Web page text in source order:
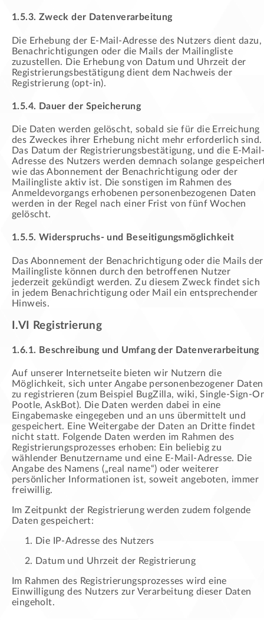
1.5.3. Zweck der Datenverarbeitung
Die Erhebung der E-Mail-Adresse des Nutzers dient dazu,
Benachrichtigungen oder die Mails der Mailingliste
zuzustellen. Die Erhebung von Datum und Uhrzeit der
Registrierungsbestätigung dient dem Nachweis der
Registrierung (opt-in).
1.5.4. Dauer der Speicherung
Die Daten werden gelöscht, sobald sie für die Erreichung
des Zweckes ihrer Erhebung nicht mehr erforderlich sind.
Das Datum der Registrierungsbestätigung, und die E-
Adresse des Nutzers werden demnach solange
wie das Abonnement der Benachrichtigung oder der
Mailingliste aktiv ist. Die sonstigen im Rahmen des
Anmeldevorgangs erhobenen personenbezogenen Daten
werden in der Regel nach einer Frist von fünf Wochen
gelöscht.
1.5.5. Widerspruchs- und Beseitigungsmöglichkeit
Das Abonnement der Benachrichtigung oder die Mails der
Mailingliste können durch den betroffenen Nutzer
jederzeit gekündigt werden. Zu diesem Zweck findet sich
in jedem Benachrichtigung oder Mail ein entsprechender
Hinweis.
I.VI Registrierung
1.6.1. Beschreibung und Umfang der Datenverarbeitung
Auf unserer Internetseite bieten wir Nutzern die
Möglichkeit, sich unter Angabe personenbezogener Daten
zu registrieren (zum Beispiel BugZilla, wiki, Single-Sign-
Pootle, AskBot). Die Daten werden dabei in eine
Eingabemaske eingegeben und an uns übermittelt und
gespeichert. Eine Weitergabe der Daten an Dritte findet
nicht statt. Folgende Daten werden im Rahmen des
Registrierungsprozesses erhoben: Ein beliebig zu
wählender Benutzername und eine E-Mail-Adresse. Die
Angabe des Namens („real name“) oder weiterer
persönlicher Informationen ist, soweit angeboten, immer
freiwillig.
Im Zeitpunkt der Registrierung werden zudem folgende
Daten gespeichert:
Die IP-Adresse des Nutzers
Datum und Uhrzeit der Registrierung
Im Rahmen des Registrierungsprozesses wird eine
Einwilligung des Nutzers zur Verarbeitung dieser Daten
eingeholt.